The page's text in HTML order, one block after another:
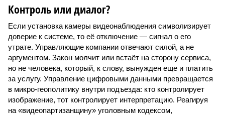
Контроль или диалог?
Если установка камеры видеонаблюдения символизирует
доверие к системе, то её отключение — сигнал о его
утрате. Управляющие компании отвечают силой, а не
аргументом. Закон молчит или встаёт на сторону сервиса,
но не человека, который, к слову, вынужден еще и платить
за услугу. Управление цифровыми данными превращается
в микро-геополитику внутри подъезда: кто контролирует
изображение, тот контролирует интерпретацию. Реагируя
на «видеопартизанщину» уголовным кодексом,